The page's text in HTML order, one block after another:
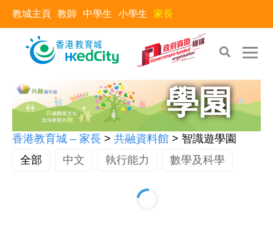
教城主頁 教師 中學生 小學生 家長
智識遊
學園
香港教育城 – 家長 > 共融資料館 > 智識遊學園
全部
中文 執行能力 數學及科學